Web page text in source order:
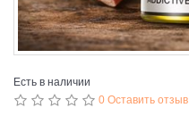
Есть в наличии
0 Оставить отзыв